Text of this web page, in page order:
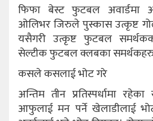
फिफा बेस्ट फुटबल अवार्डमा
ओलिभर जिरुले पुस्कास उत्कृष्ट
यसैगरी उत्कृष्ट फुटबल
सेल्टीक फुटबल क्लबका
कसले कसलाई भोट गरे
अन्तिम तीन प्रतिस्पर्धामा
आफुलाई मन पर्ने खेलाडीलाई